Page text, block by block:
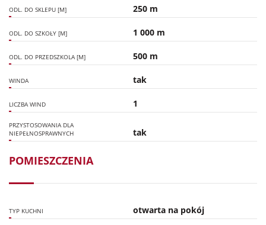
ODL. DO SKLEPU [M] 250 m
ODL. DO SZKOŁY [M] 1 000 m
ODL. DO PRZEDSZKOLA [M] 500 m
WINDA tak
LICZBA WIND 1
PRZYSTOSOWANIA DLA
NIEPEŁNOSPRAWNYCH
tak
POMIESZCZENIA
TYP KUCHNI otwarta na pokój